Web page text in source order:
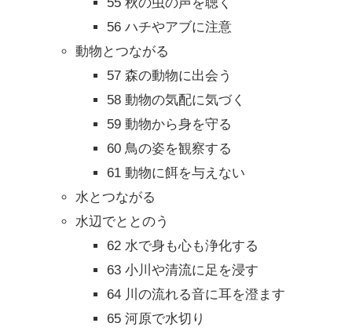
56 ハチやアブに注意
動物とつながる
57 森の動物に出会う
58 動物の気配に気づく
59 動物から身を守る
60 鳥の姿を観察する
61 動物に餌を与えない
水とつながる
水辺でととのう
62 水で身も心も浄化する
63 小川や清流に足を浸す
64 川の流れる音に耳を澄ます
65 河原で水切り